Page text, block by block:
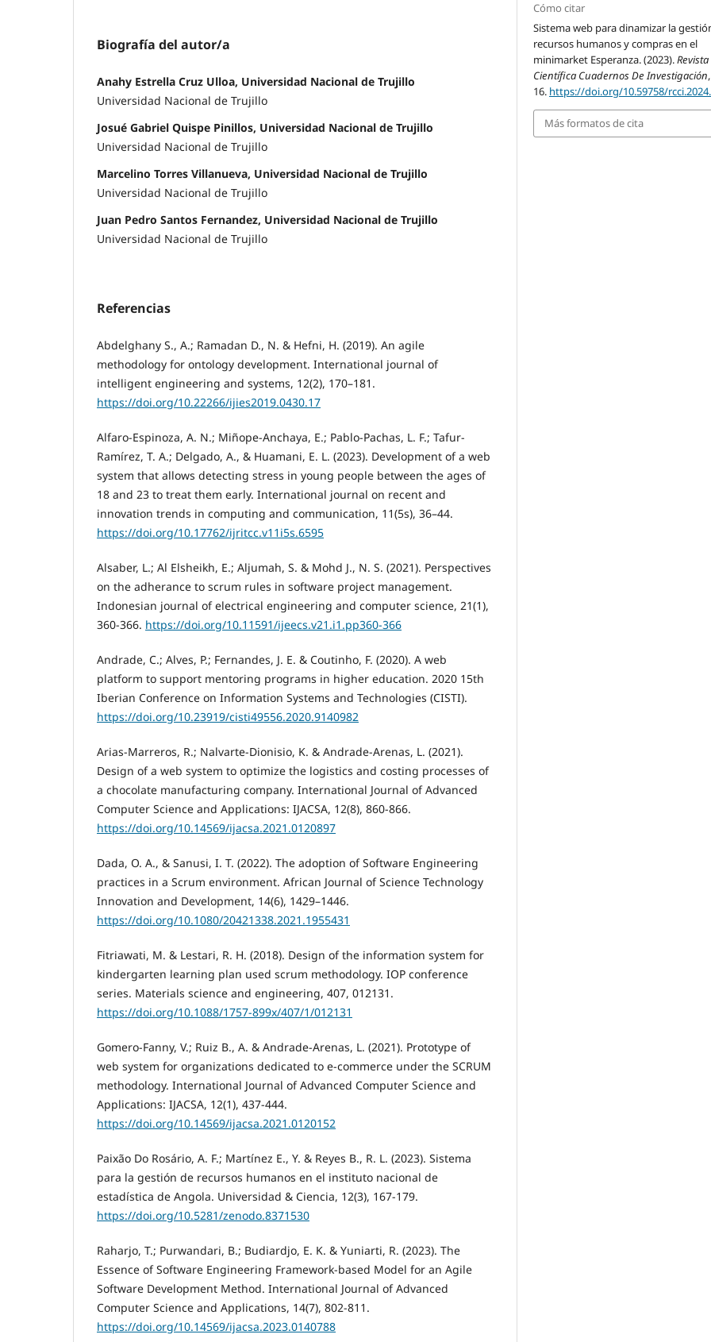
Biografía del autor/a
Anahy Estrella Cruz Ulloa, Universidad Nacional de Trujillo
Universidad Nacional de Trujillo
Josué Gabriel Quispe Pinillos, Universidad Nacional de Trujillo
Universidad Nacional de Trujillo
Marcelino Torres Villanueva, Universidad Nacional de Trujillo
Universidad Nacional de Trujillo
Juan Pedro Santos Fernandez, Universidad Nacional de Trujillo
Universidad Nacional de Trujillo
Referencias
Abdelghany S., A.; Ramadan D., N. & Hefni, H. (2019). An agile
methodology for ontology development. International journal of
intelligent engineering and systems, 12(2), 170–181.
https://doi.org/10.22266/ijies2019.0430.17
Alfaro-Espinoza, A. N.; Miñope-Anchaya, E.; Pablo-Pachas, L. F.; Tafur-
Ramírez, T. A.; Delgado, A., & Huamani, E. L. (2023). Development of a web
system that allows detecting stress in young people between the ages of
18 and 23 to treat them early. International journal on recent and
innovation trends in computing and communication, 11(5s), 36–44.
https://doi.org/10.17762/ijritcc.v11i5s.6595
Alsaber, L.; Al Elsheikh, E.; Aljumah, S. & Mohd J., N. S. (2021). Perspectives
on the adherance to scrum rules in software project management.
Indonesian journal of electrical engineering and computer science, 21(1),
360-366. https://doi.org/10.11591/ijeecs.v21.i1.pp360-366
Andrade, C.; Alves, P.; Fernandes, J. E. & Coutinho, F. (2020). A web
platform to support mentoring programs in higher education. 2020 15th
Iberian Conference on Information Systems and Technologies (CISTI).
https://doi.org/10.23919/cisti49556.2020.9140982
Arias-Marreros, R.; Nalvarte-Dionisio, K. & Andrade-Arenas, L. (2021).
Design of a web system to optimize the logistics and costing processes of
a chocolate manufacturing company. International Journal of Advanced
Computer Science and Applications: IJACSA, 12(8), 860-866.
https://doi.org/10.14569/ijacsa.2021.0120897
Dada, O. A., & Sanusi, I. T. (2022). The adoption of Software Engineering
practices in a Scrum environment. African Journal of Science Technology
Innovation and Development, 14(6), 1429–1446.
https://doi.org/10.1080/20421338.2021.1955431
Fitriawati, M. & Lestari, R. H. (2018). Design of the information system for
kindergarten learning plan used scrum methodology. IOP conference
series. Materials science and engineering, 407, 012131.
https://doi.org/10.1088/1757-899x/407/1/012131
Gomero-Fanny, V.; Ruiz B., A. & Andrade-Arenas, L. (2021). Prototype of
web system for organizations dedicated to e-commerce under the SCRUM
methodology. International Journal of Advanced Computer Science and
Applications: IJACSA, 12(1), 437-444.
https://doi.org/10.14569/ijacsa.2021.0120152
Paixão Do Rosário, A. F.; Martínez E., Y. & Reyes B., R. L. (2023). Sistema
para la gestión de recursos humanos en el instituto nacional de
estadística de Angola. Universidad & Ciencia, 12(3), 167-179.
https://doi.org/10.5281/zenodo.8371530
Raharjo, T.; Purwandari, B.; Budiardjo, E. K. & Yuniarti, R. (2023). The
Essence of Software Engineering Framework-based Model for an Agile
Software Development Method. International Journal of Advanced
Computer Science and Applications, 14(7), 802-811.
https://doi.org/10.14569/ijacsa.2023.0140788
Cómo citar
Sistema web para dinamizar la
recursos humanos y compras en el
minimarket Esperanza. (2023).Revista
Científica Cuadernos De Investigación
16. https://doi.org/10.59758/
Más formatos de cita